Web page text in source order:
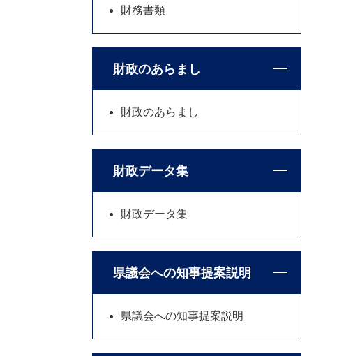
財務書類
財政のあらまし
財政のあらまし
財政データ集
財政データ集
県議会への知事提案説明
県議会への知事提案説明